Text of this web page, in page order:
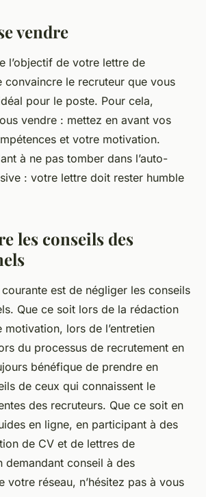
vendre
l’objectif de votre lettre de
convaincre le recruteur que vous
pour le poste. Pour cela,
vendre : mettez en avant vos
et votre motivation.
à ne pas tomber dans l’auto-
: votre lettre doit rester humble
les conseils des
est de négliger les conseils
Que ce soit lors de la rédaction
lors de l’entretien
du processus de recrutement en
bénéfique de prendre en
de ceux qui connaissent le
des recruteurs. Que ce soit en
en ligne, en participant à des
de CV et de lettres de
demandant conseil à des
votre réseau, n’hésitez pas à vous